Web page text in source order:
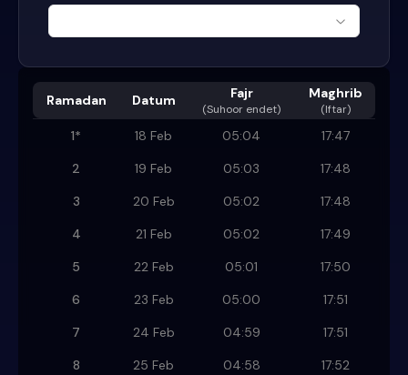
Ramadan Datum Fajr
(Suhoor endet)
Maghrib
(Iftar)
1* 18 Feb 05:04
17:47
2
19 Feb 05:03
17:48
3
20 Feb 05:02
17:48
4
21 Feb 05:02
17:49
5
22 Feb 05:01
17:50
6
23 Feb 05:00
17:51
7
24 Feb 04:59
17:51
8
25 Feb 04:58
17:52